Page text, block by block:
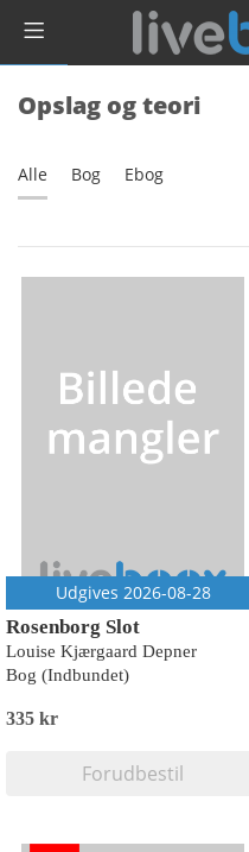
Opslag og teori
Alle Bog Ebog
Udgives 2026-08-28
Rosenborg Slot
Louise Kjærgaard Depner
Bog (Indbundet)
335 kr
Forudbestil